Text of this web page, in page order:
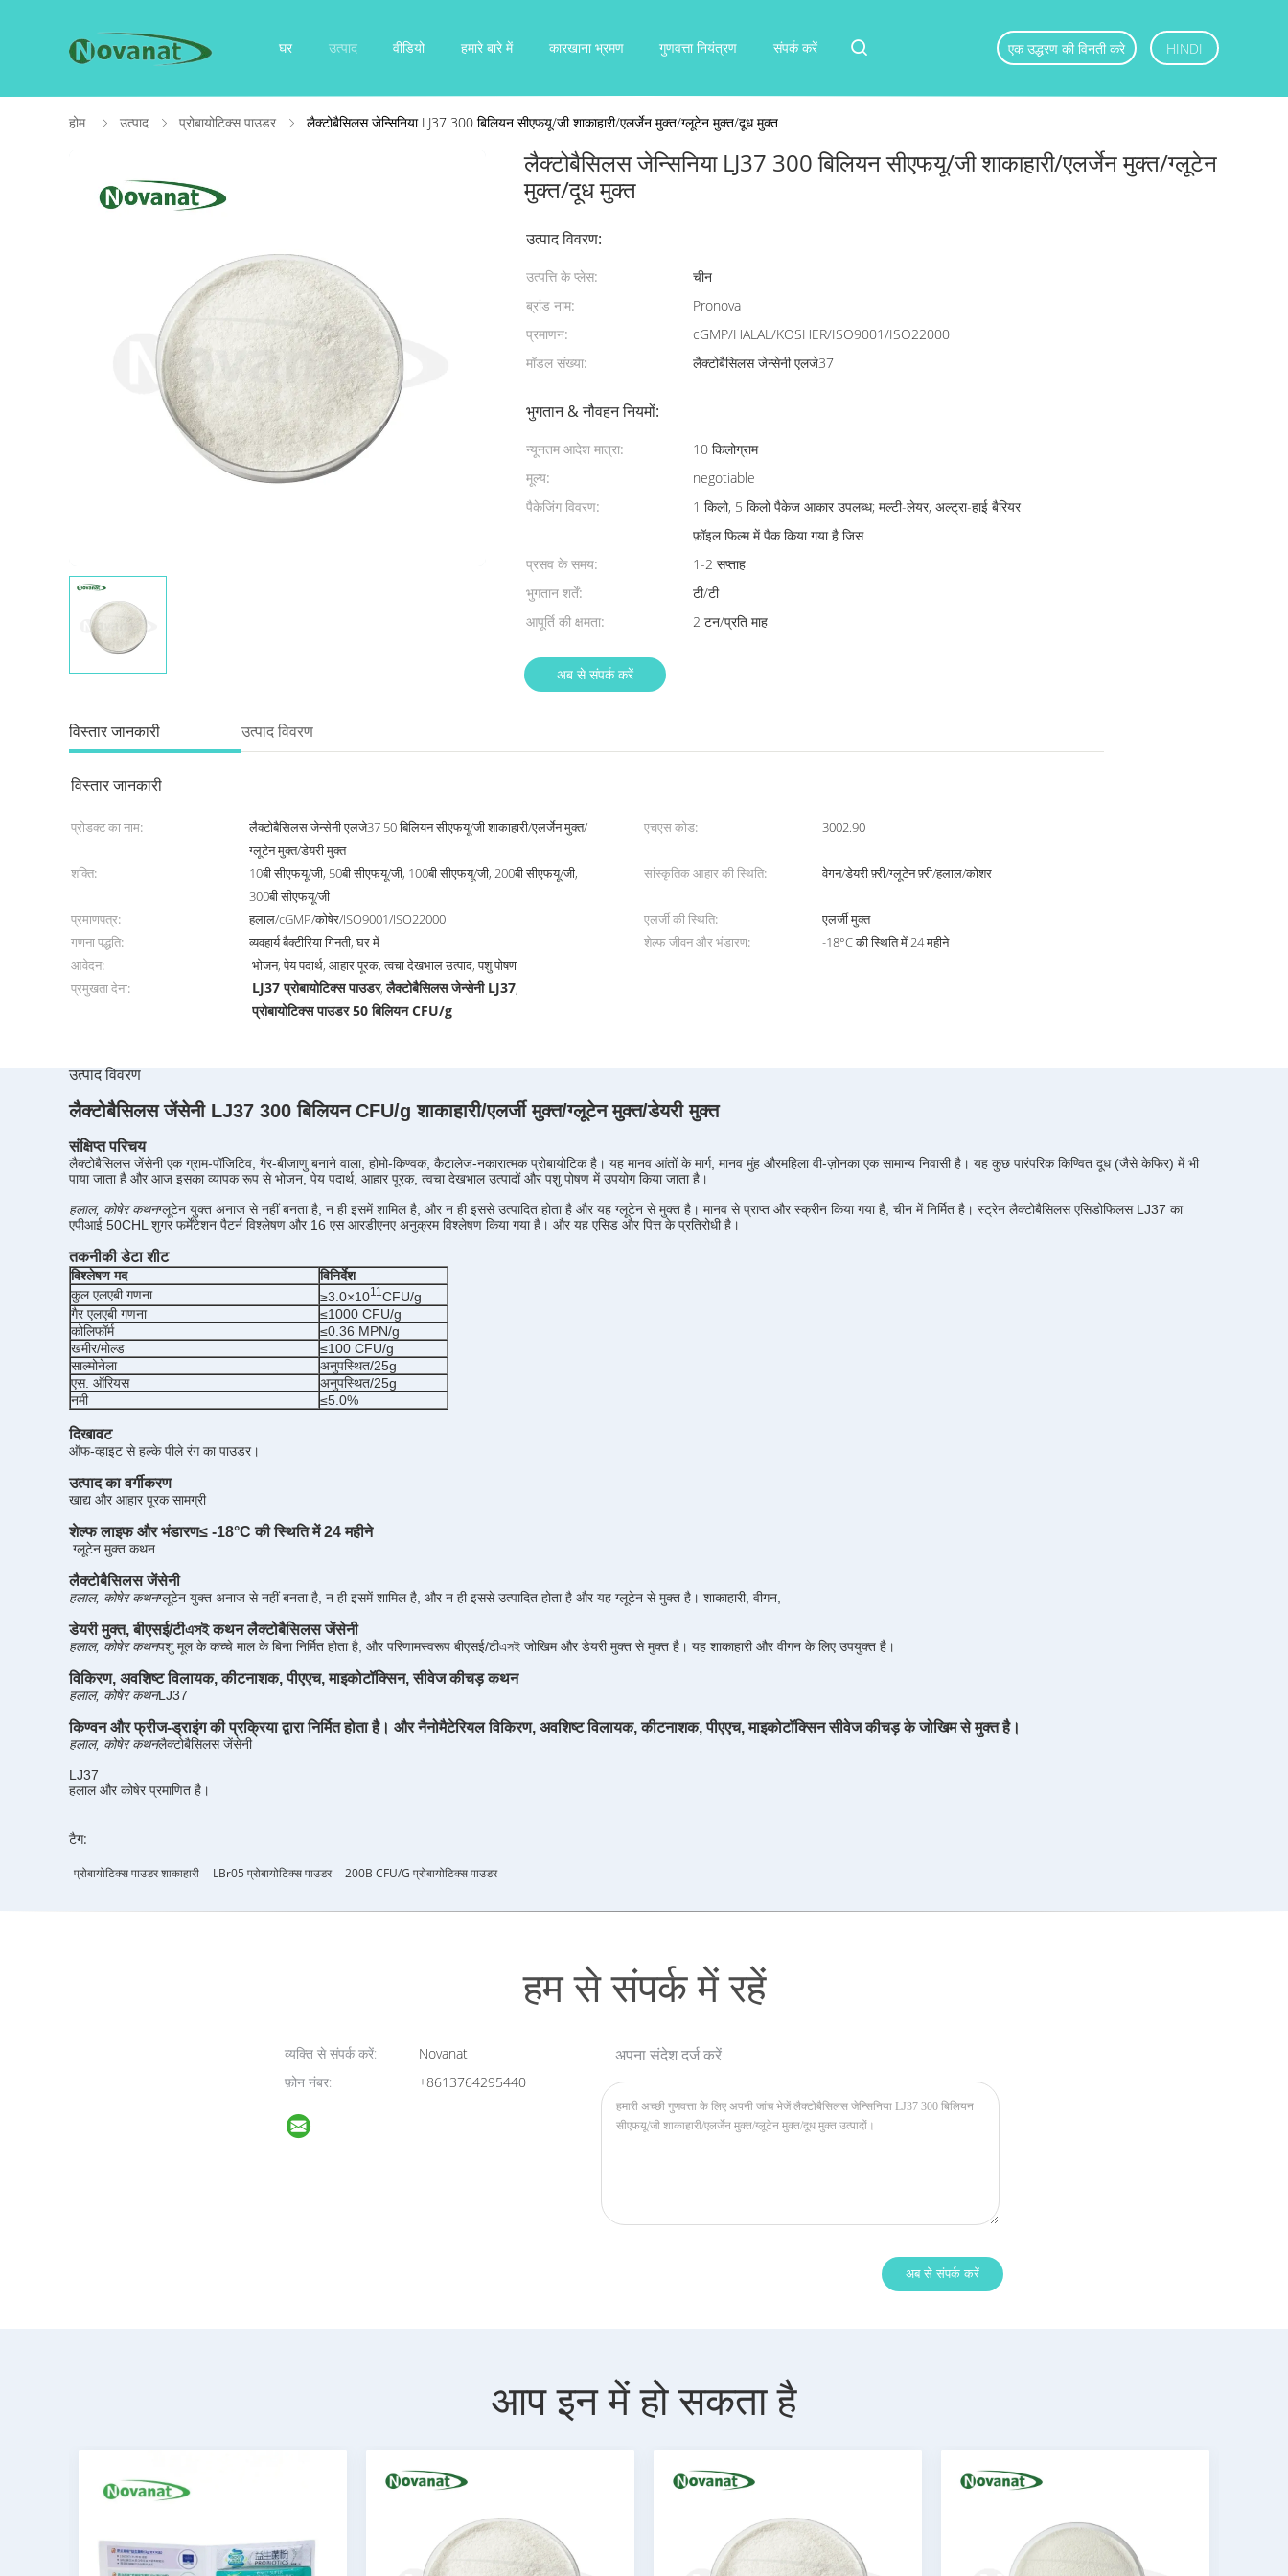
घर उत्पाद वीडियो हमारे बारे में कारखाना भ्रमण गुणवत्ता नियंत्रण संपर्क करें एक उद्धरण की विनती करे HINDI
होम उत्पाद प्रोबायोटिक्स पाउडर लैक्टोबैसिलस जेन्सिनिया LJ37 300 बिलियन सीएफयू/जी शाकाहारी/एलर्जेन मुक्त/ग्लूटेन मुक्त/दूध मुक्त
लैक्टोबैसिलस जेन्सिनिया LJ37 300 बिलियन सीएफयू/जी शाकाहारी/एलर्जेन मुक्त/ग्लूटेन
मुक्त/दूध मुक्त
उत्पाद विवरण:
उत्पत्ति के प्लेस:
चीन
ब्रांड नाम:
Pronova
प्रमाणन:
cGMP/HALAL/KOSHER/ISO9001/ISO22000
मॉडल संख्या:
लैक्टोबैसिलस जेन्सेनी एलजे37
भुगतान & नौवहन नियमों:
न्यूनतम आदेश मात्रा:
10 किलोग्राम
मूल्य:
negotiable
पैकेजिंग विवरण:
1 किलो, 5 किलो पैकेज आकार उपलब्ध; मल्टी-लेयर, अल्ट्रा-हाई बैरियर
फ़ॉइल फिल्म में पैक किया गया है जिस
प्रसव के समय:
1-2 सप्ताह
भुगतान शर्तें:
टी/टी
आपूर्ति की क्षमता:
2 टन/प्रति माह
अब से संपर्क करें
विस्तार जानकारी उत्पाद विवरण
विस्तार जानकारी
प्रोडक्ट का नाम:
लैक्टोबैसिलस जेन्सेनी एलजे37 50 बिलियन सीएफयू/जी शाकाहारी/एलर्जेन मुक्त/
ग्लूटेन मुक्त/डेयरी मुक्त
एचएस कोड: 3002.90
शक्ति:
10बी सीएफयू/जी, 50बी सीएफयू/जी, 100बी सीएफयू/जी, 200बी सीएफयू/जी,
300बी सीएफयू/जी
सांस्कृतिक आहार की स्थिति: वेगन/डेयरी फ़्री/ग्लूटेन फ़्री/हलाल/कोशर
प्रमाणपत्र: हलाल/cGMP/कोषेर/ISO9001/ISO22000 एलर्जी की स्थिति:
एलर्जी मुक्त
गणना पद्धति:
व्यवहार्य बैक्टीरिया गिनती, घर में शेल्फ जीवन और भंडारण:
-18°C की स्थिति में 24 महीने
आवेदन:
भोजन, पेय पदार्थ, आहार पूरक, त्वचा देखभाल उत्पाद, पशु पोषण
प्रमुखता देना:
LJ37 प्रोबायोटिक्स पाउडर,लैक्टोबैसिलस जेन्सेनी LJ37,
प्रोबायोटिक्स पाउडर 50 बिलियन CFU/g
उत्पाद विवरण
लैक्टोबैसिलस जेंसेनी LJ37 300 बिलियन CFU/g शाकाहारी/एलर्जी मुक्त/ग्लूटेन मुक्त/डेयरी मुक्त
संक्षिप्त परिचय
लैक्टोबैसिलस जेंसेनी एक ग्राम-पॉजिटिव, गैर-बीजाणु बनाने वाला, होमो-किण्वक, कैटालेज-नकारात्मक प्रोबायोटिक है। यह मानव आंतों के मार्ग, मानव मुंह औरमहिला वी-ज़ोनका एक सामान्य निवासी है। यह कुछ पारंपरिक किण्वित दूध (जैसे केफिर) में भी
पाया जाता है और आज इसका व्यापक रूप से भोजन, पेय पदार्थ, आहार पूरक, त्वचा देखभाल उत्पादों और पशु पोषण में उपयोग किया जाता है।
हलाल, कोषेर कथनग्लूटेन युक्त अनाज से नहीं बनता है, न ही इसमें शामिल है, और न ही इससे उत्पादित होता है और यह ग्लूटेन से मुक्त है। मानव से प्राप्त और स्क्रीन किया गया है, चीन में निर्मित है। स्ट्रेन लैक्टोबैसिलस एसिडोफिलस LJ37 का
एपीआई 50CHL शुगर फर्मेंटेशन पैटर्न विश्लेषण और 16 एस आरडीएनए अनुक्रम विश्लेषण किया गया है। और यह एसिड और पित्त के प्रतिरोधी है।
तकनीकी डेटा शीट
विश्लेषण मद
विनिर्देश
कुल एलएबी गणना
≥3.0×1011 CFU/g
गैर एलएबी गणना
≤1000 CFU/g
कोलिफॉर्म
≤0.36 MPN/g
खमीर/मोल्ड
≤100 CFU/g
साल्मोनेला
अनुपस्थित/25g
एस. ऑरियस
अनुपस्थित/25g
नमी
≤5.0%
दिखावट
ऑफ-व्हाइट से हल्के पीले रंग का पाउडर।
उत्पाद का वर्गीकरण
खाद्य और आहार पूरक सामग्री
शेल्फ लाइफ और भंडारण≤ -18°C की स्थिति में 24 महीने
ग्लूटेन मुक्त कथन
लैक्टोबैसिलस जेंसेनी
हलाल, कोषेर कथनग्लूटेन युक्त अनाज से नहीं बनता है, न ही इसमें शामिल है, और न ही इससे उत्पादित होता है और यह ग्लूटेन से मुक्त है। शाकाहारी, वीगन,
डेयरी मुक्त, बीएसई/टीএসই कथन लैक्टोबैसिलस जेंसेनी
हलाल, कोषेर कथनपशु मूल के कच्चे माल के बिना निर्मित होता है, और परिणामस्वरूप बीएसई/टीএসই जोखिम और डेयरी मुक्त से मुक्त है। यह शाकाहारी और वीगन के लिए उपयुक्त है।
विकिरण, अवशिष्ट विलायक, कीटनाशक, पीएएच, माइकोटॉक्सिन, सीवेज कीचड़ कथन
हलाल, कोषेर कथनLJ37
किण्वन और फ्रीज-ड्राइंग की प्रक्रिया द्वारा निर्मित होता है। और नैनोमैटेरियल विकिरण, अवशिष्ट विलायक, कीटनाशक, पीएएच, माइकोटॉक्सिन सीवेज कीचड़ के जोखिम से मुक्त है।
हलाल, कोषेर कथनलैक्टोबैसिलस जेंसेनी
LJ37
हलाल और कोषेर प्रमाणित है।
टैग:
प्रोबायोटिक्स पाउडर शाकाहारी LBr05 प्रोबायोटिक्स पाउडर 200B CFU/g प्रोबायोटिक्स पाउडर
हम से संपर्क में रहें
व्यक्ति से संपर्क करें:
Novanat
फ़ोन नंबर:
+8613764295440
अपना संदेश दर्ज करें
आप इन में हो सकता है